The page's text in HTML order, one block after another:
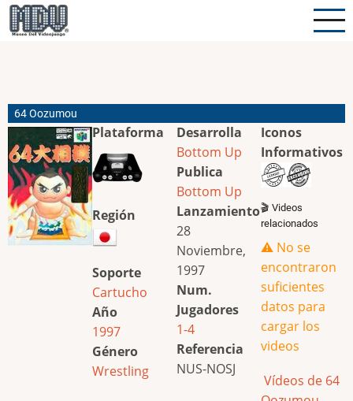
Pasar
al
64 Oozumou
Plataforma
Región
Soporte
Cartucho
Año
1997
Género
Wrestling
Desarrolla
Bottom Up
Publica
Bottom Up
Lanzamiento
28
Noviembre,
1997
Num.
Jugadores
1-4
Referencia
NUS-NOSJ
Iconos
Informativos
🎬 Videos
relacionados
⚠️ No se
encontraron
suficientes
datos para
cargar los
videos
Vídeos de 64